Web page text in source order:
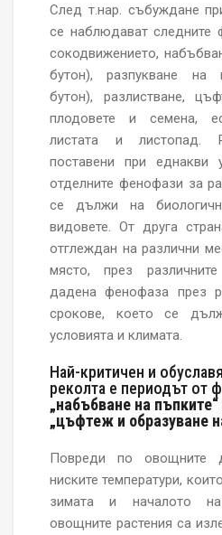
След т.нар. събуждане
се наблюдават следните
сокодвижението,
бутон), разпукване на
бутон), разлистване,
плодовете и семена,
листата и листопад.
поставени при еднакви
отделните фенофази за
се дължи на
видовете. От друга
отглеждан на различни
място, през
дадена фенофаза през
срокове, което се
условията и климата.
Най-критичен и
реколта е периодът от
„набъбване на пъпките“
„цъфтеж и образуване
Повреди по овощните
ниските температури,
зимата и началото на
овощните растения са